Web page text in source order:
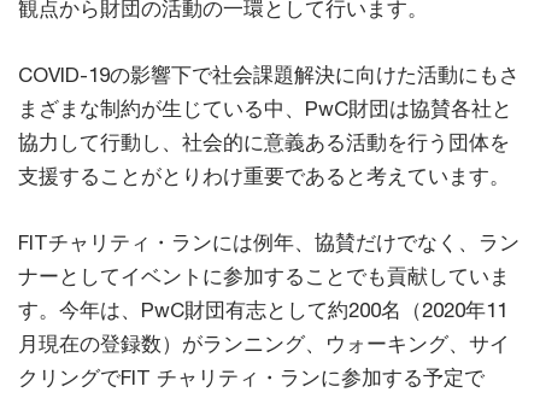
観点から財団の活動の一環として行います。
COVID-19の影響下で社会課題解決に向けた活動にもさ
まざまな制約が生じている中、PwC財団は協賛各社と
協力して行動し、社会的に意義ある活動を行う団体を
支援することがとりわけ重要であると考えています。
FITチャリティ・ランには例年、協賛だけでなく、ラン
ナーとしてイベントに参加することでも貢献していま
す。今年は、PwC財団有志として約200名（2020年11
月現在の登録数）がランニング、ウォーキング、サイ
クリングでFIT チャリティ・ランに参加する予定で